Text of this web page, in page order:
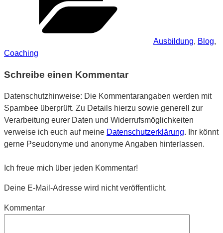
Ausbildung, Blog,
Coaching
Schreibe einen Kommentar
Datenschutzhinweise: Die Kommentarangaben werden mit
Spambee überprüft. Zu Details hierzu sowie generell zur
Verarbeitung eurer Daten und Widerrufsmöglichkeiten
verweise ich euch auf meine Datenschutzerklärung. Ihr könnt
gerne Pseudonyme und anonyme Angaben hinterlassen.
Ich freue mich über jeden Kommentar!
Deine E-Mail-Adresse wird nicht veröffentlicht.
Kommentar